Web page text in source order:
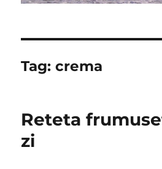
Tag:crema
Reteta
zi